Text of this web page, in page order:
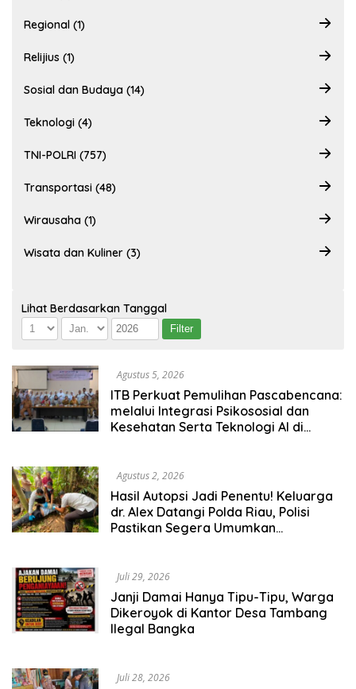
Regional (1)
Relijius (1)
Sosial dan Budaya (14)
Teknologi (4)
TNI-POLRI (757)
Transportasi (48)
Wirausaha (1)
Wisata dan Kuliner (3)
Lihat Berdasarkan Tanggal
Agustus 5, 2026
ITB Perkuat Pemulihan Pascabencana:
melalui Integrasi Psikososial dan
Kesehatan Serta Teknologi AI di
Agustus 2, 2026
Hasil Autopsi Jadi Penentu! Keluarga
dr. Alex Datangi Polda Riau, Polisi
Pastikan Segera Umumkan
Juli 29, 2026
Janji Damai Hanya Tipu-Tipu, Warga
Dikeroyok di Kantor Desa Tambang
Ilegal Bangka
Juli 28, 2026